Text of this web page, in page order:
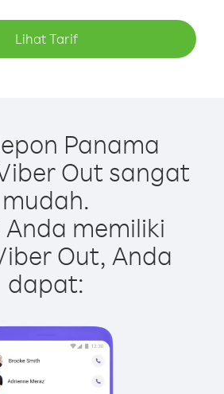
Lihat Tarif
Panama
Out sangat
mudah.
memiliki
Out, Anda
dapat: